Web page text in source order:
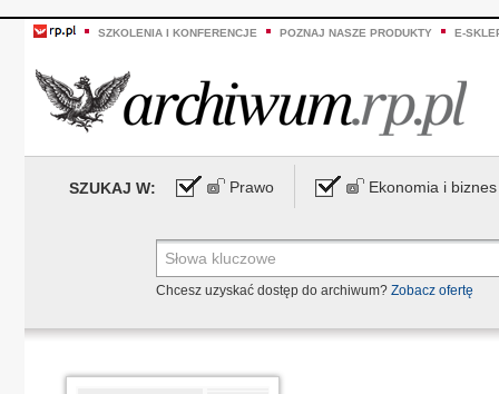
SZKOLENIA I KONFERENCJE POZNAJ NASZE PRODUKTY E-
SZUKAJ W: Prawo Ekonomia i biznes
Chcesz uzyskać dostęp do archiwum? Zobacz ofertę